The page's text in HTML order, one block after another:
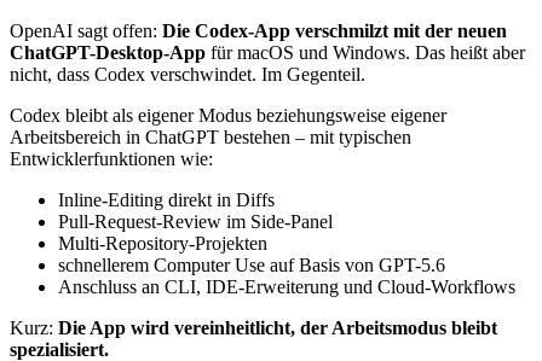
OpenAI sagt offen: Die Codex-App verschmilzt mit der neuen
ChatGPT-Desktop-App für macOS und Windows. Das heißt aber
nicht, dass Codex verschwindet. Im Gegenteil.
Codex bleibt als eigener Modus beziehungsweise eigener
Arbeitsbereich in ChatGPT bestehen – mit typischen
Entwicklerfunktionen wie:
Inline-Editing direkt in Diffs
Pull-Request-Review im Side-Panel
Multi-Repository-Projekten
schnellerem Computer Use auf Basis von GPT-5.6
Anschluss an CLI, IDE-Erweiterung und Cloud-Workflows
Kurz: Die App wird vereinheitlicht, der Arbeitsmodus bleibt
spezialisiert.